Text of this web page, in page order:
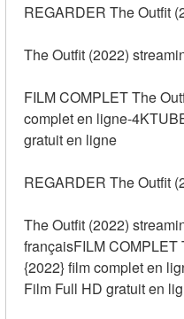
REGARDER The Outfit
The Outfit (2022)
FILM COMPLET The
complet en ligne-
gratuit en ligne
REGARDER The Outfit
The Outfit (2022)
françaisFILM COMPLET
{2022} film complet en
Film Full HD gratuit en